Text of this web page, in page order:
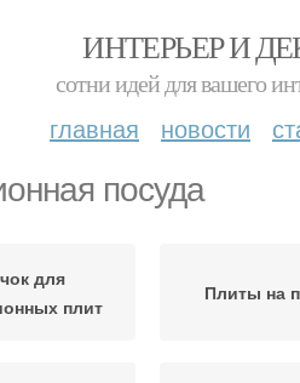
ИНТЕРЬЕР И
сотни идей для вашего
главная новости
посуда
для
плит
Плиты на